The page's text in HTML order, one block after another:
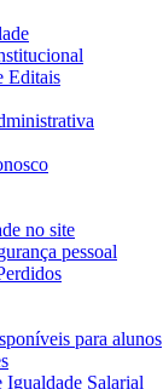
Editais
no site
pessoal
para alunos
Igualdade Salarial